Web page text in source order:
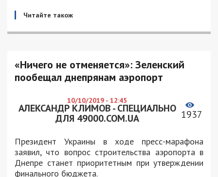
Читайте також
«Ничего не отменяется»: Зеленский
пообещал днепрянам аэропорт
10/10/2019 - 12:45
АЛЕКСАНДР КЛИМОВ - СПЕЦИАЛЬНО
ДЛЯ 49000.COM.UA
1937
Президент Украины в ходе пресс-марафона
заявил, что вопрос строительства аэропорта в
Днепре станет приоритетным при утверждении
финального бюджета.